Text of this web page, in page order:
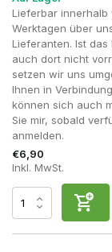
LiPo-
MOSFETs
Zuverlässigkeit
Häufig
Ist ein MOSFET
obligatorisch?
Sehr
vermeiden.
Nein, aber es
Was ist der
Lieferbar innerhalb
Werktagen über
Lieferanten. Ist das
auch dort nicht
setzen wir uns
Ihnen in
können sich auch
Sie mir, sobald
anmelden.
€6,90
Inkl. MwSt.